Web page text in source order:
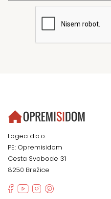
Lagea d.o.o.
PE: Opremisidom
Cesta Svobode 31
8250 Brežice